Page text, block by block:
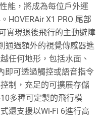
能，將成為每位戶外運
HOVERAir X1 PRO 尾部
實現退後飛行的主動避障
通過額外的視覺傳感器進
任何地形，包括水面、
即可透過觸控或語音指令
制，充足的可擴展存儲
多種可定製的飛行模
還支援以Wi-Fi 6進行高